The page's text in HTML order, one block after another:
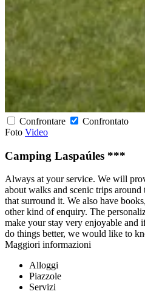
Confrontare
Confrontato
Foto Video
Camping Laspaúles ***
Always at your service. We will
about walks and scenic trips around
that surround it. We also have
other kind of enquiry. The
make your stay very enjoyable and
do things better, we would like to
Maggiori informazioni
Alloggi
Piazzole
Servizi